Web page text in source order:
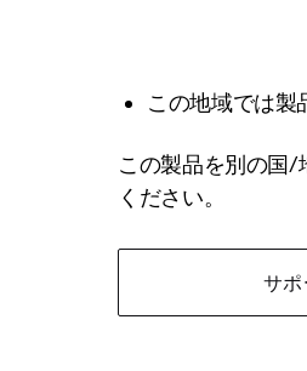
この地域では製
この製品を別の国/
ください。
サ